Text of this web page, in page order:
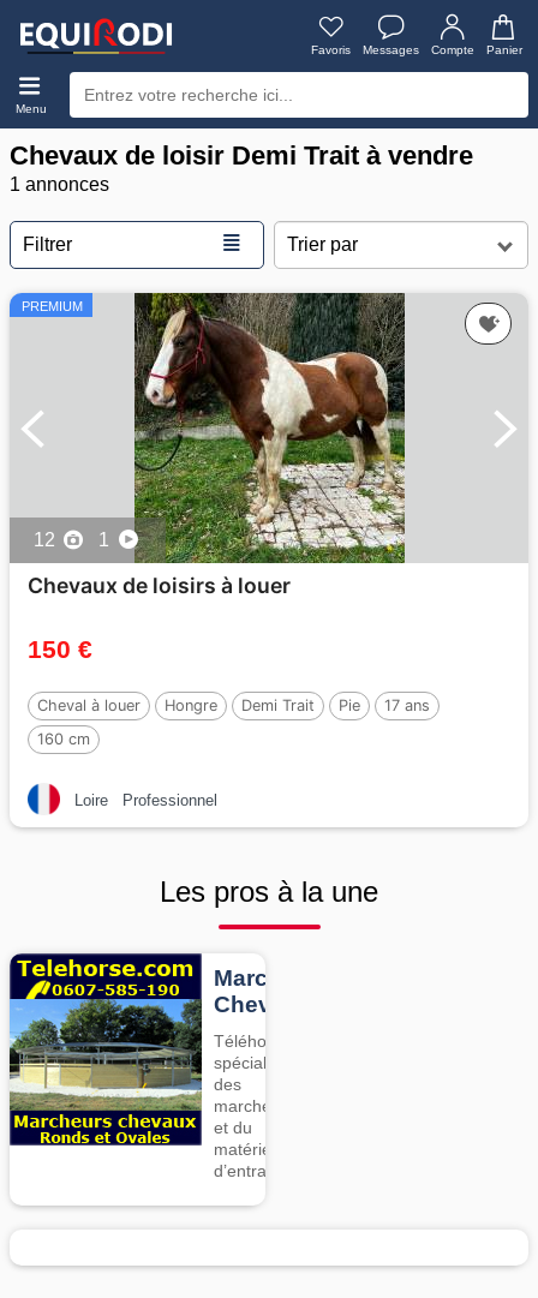
Favoris Messages Compte Panier
Menu
Chevaux de loisir Demi Trait à vendre
1 annonces
Filtrer ≣
PREMIUM
12 1
Chevaux de loisirs à louer
150 €
Cheval à louer Hongre Demi Trait Pie
17 ans
160 cm
Loire Professionnel
Les pros à la une
Marcheurs
Chevaux
Téléhorse,
spécialiste
des
marcheurs
et du
matériel
d’entrainement